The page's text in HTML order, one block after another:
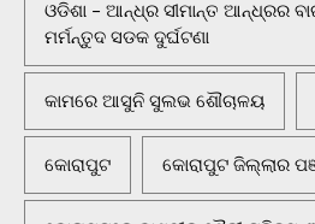
ଓଡିଶା - ଆନ୍ଧ୍ର ସୀମାନ୍ତ ଆନ୍ଧ୍ରର
ମର୍ମନ୍ତୁଦ ସଡକ ଦୁର୍ଘଟଣା
କାମରେ ଆସୁନି ସୁଲଭ ଶୌଚାଳୟ
କୋରାପୁଟ କୋରାପୁଟ ଜିଲ୍ଲାର